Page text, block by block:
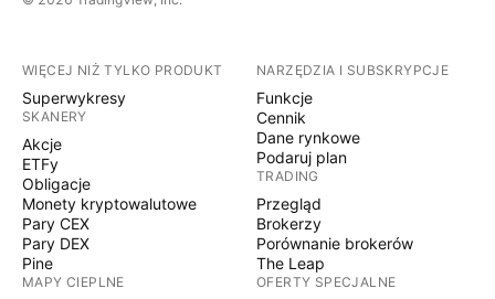
WIĘCEJ NIŻ TYLKO PRODUKT
Superwykresy
SKANERY
Akcje
ETFy
Obligacje
Monety kryptowalutowe
Pary CEX
Pary DEX
Pine
MAPY CIEPLNE
NARZĘDZIA I SUBSKRYPCJE
Funkcje
Cennik
Dane rynkowe
Podaruj plan
TRADING
Przegląd
Brokerzy
Porównanie brokerów
The Leap
OFERTY SPECJALNE